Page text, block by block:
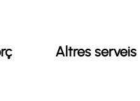
Altres serveis